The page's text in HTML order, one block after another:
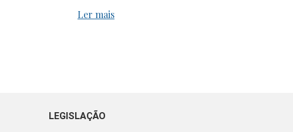
Ler mais
LEGISLAÇÃO